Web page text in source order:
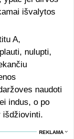
išvalytos
A,
nulupti,
naudoti
indus, o po
išdžiovinti.
REKLAMA